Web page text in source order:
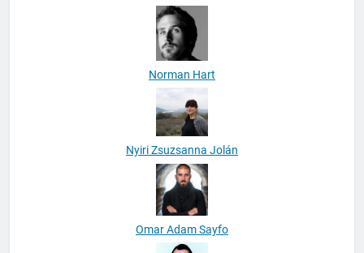
Norman Hart
Nyiri Zsuzsanna Jolán
Omar Adam Sayfo